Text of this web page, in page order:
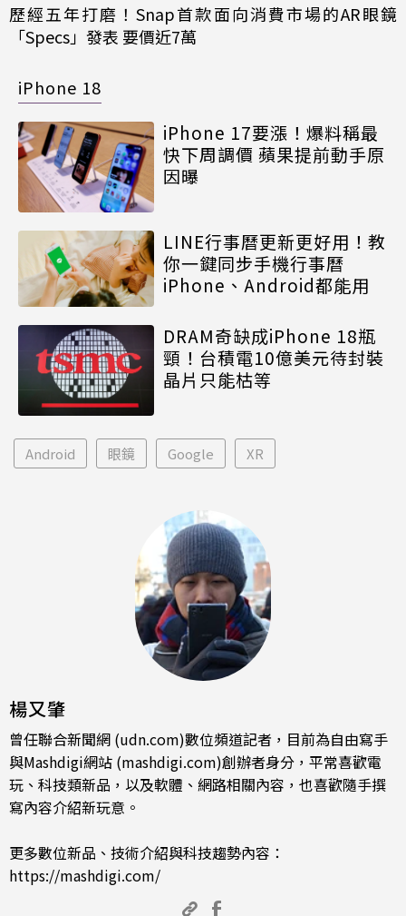
歷經五年打磨！Snap首款面向消費市場的AR眼鏡
「Specs」發表 要價近7萬
iPhone 18
iPhone 17要漲！爆料稱最
快下周調價 蘋果提前動手原
因曝
LINE行事曆更新更好用！教
你一鍵同步手機行事曆
iPhone、Android都能用
DRAM奇缺成iPhone 18瓶
頸！台積電10億美元待封裝
晶片只能枯等
Android 眼鏡 Google XR
楊又肇
曾任聯合新聞網 (udn.com)數位頻道記者，目前為自由寫手
與Mashdigi網站 (mashdigi.com)創辦者身分，平常喜歡電
玩、科技類新品，以及軟體、網路相關內容，也喜歡隨手撰
寫內容介紹新玩意。
更多數位新品、技術介紹與科技趨勢內容：
https://mashdigi.com/